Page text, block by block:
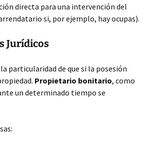
directa para una intervención del
si, por ejemplo, hay ocupas).
Jurídicos
particularidad de que si la posesión
Propietario bonitario, como
un determinado tiempo se